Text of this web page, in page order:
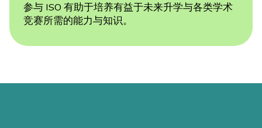
参与 ISO 有助于培养有益于未来升学与各类学术
竞赛所需的能力与知识。